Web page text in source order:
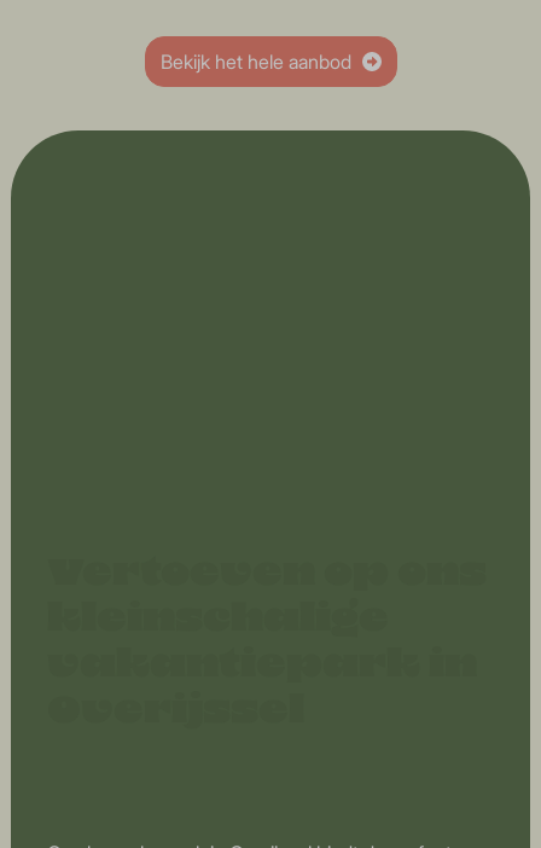
Bekijk het hele aanbod